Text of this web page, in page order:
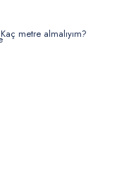
Kaç metre almalıyım?